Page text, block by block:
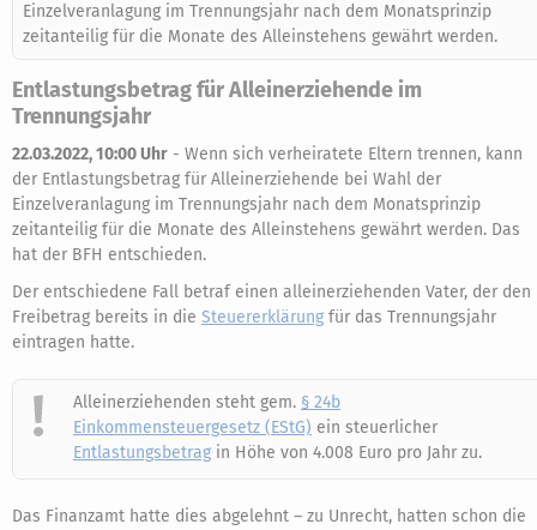
Einzelveranlagung im Trennungsjahr nach dem Monatsprinzip
zeitanteilig für die Monate des Alleinstehens gewährt werden.
Entlastungsbetrag für Alleinerziehende im
Trennungsjahr
22.03.2022, 10:00 Uhr - Wenn sich verheiratete Eltern trennen, kann
der Entlastungsbetrag für Alleinerziehende bei Wahl der
Einzelveranlagung im Trennungsjahr nach dem Monatsprinzip
zeitanteilig für die Monate des Alleinstehens gewährt werden. Das
hat der BFH entschieden.
Der entschiedene Fall betraf einen alleinerziehenden Vater, der den
Freibetrag bereits in die Steuererklärung für das Trennungsjahr
eintragen hatte.
Alleinerziehenden steht gem. § 24b
Einkommensteuergesetz (EStG) ein steuerlicher
Entlastungsbetrag in Höhe von 4.008 Euro pro Jahr zu.
Das Finanzamt hatte dies abgelehnt – zu Unrecht, hatten schon die